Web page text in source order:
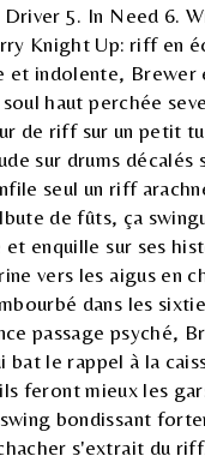
5. In Need 6.
Knight Up: riff en
et indolente,
haut perchée
de riff sur un petit
sur drums
seul un riff
de fûts, ça
enquille sur ses
vers les aigus en
dans les
passage psyché,
le rappel à la
feront mieux les
bondissant
s'extrait du